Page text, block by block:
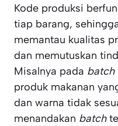
Kode produksi
tiap barang,
memantau kualitas
dan memutuskan
Misalnya pada batch
produk makanan
dan warna tidak
menandakan batch